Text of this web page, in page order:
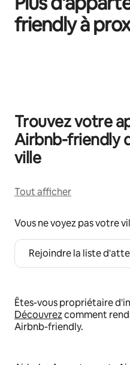
friendly à
Trouvez votre
Airbnb-friendly
ville
Tout afficher
Vous ne voyez pas votre
Rejoindre la liste
Êtes-vous propriétaire
Découvrezcomment
Airbnb-friendly.